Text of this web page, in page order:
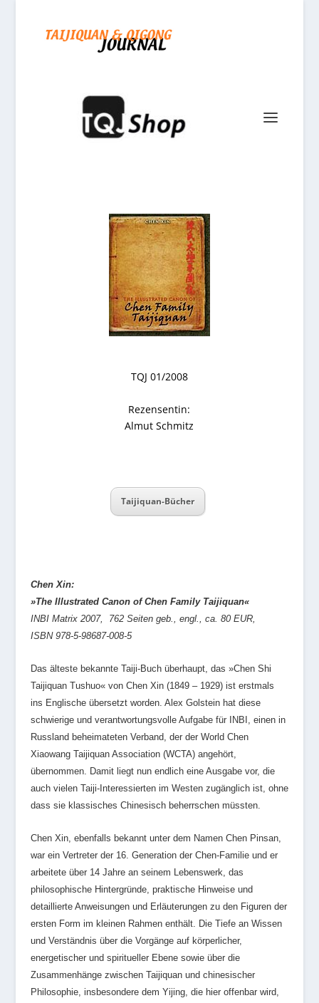
TQJ 01/2008
Rezensentin:
Almut Schmitz
Taijiquan-Bücher
Chen Xin:
»The Illustrated Canon of Chen Family Taijiquan«
INBI Matrix 2007, 762 Seiten geb., engl., ca. 80 EUR,
ISBN 978-5-98687-008-5
Das älteste bekannte Taiji-Buch überhaupt, das »Chen Shi
Taijiquan Tushuo« von Chen Xin (1849 – 1929) ist erstmals
ins Englische übersetzt worden. Alex Golstein hat diese
schwierige und verantwortungsvolle Aufgabe für INBI, einen in
Russland beheimateten Verband, der der World Chen
Xiaowang Taijiquan Association (WCTA) angehört,
übernommen. Damit liegt nun endlich eine Ausgabe vor, die
auch vielen Taiji-Interessierten im Westen zugänglich ist, ohne
dass sie klassisches Chinesisch beherrschen müssten.
Chen Xin, ebenfalls bekannt unter dem Namen Chen Pinsan,
war ein Vertreter der 16. Generation der Chen-Familie und er
arbeitete über 14 Jahre an seinem Lebenswerk, das
philosophische Hintergründe, praktische Hinweise und
detaillierte Anweisungen und Erläuterungen zu den Figuren der
ersten Form im kleinen Rahmen enthält. Die Tiefe an Wissen
und Verständnis über die Vorgänge auf körperlicher,
energetischer und spiritueller Ebene sowie über die
Zusammenhänge zwischen Taijiquan und chinesischer
Philosophie, insbesondere dem Yijing, die hier offenbar wird,